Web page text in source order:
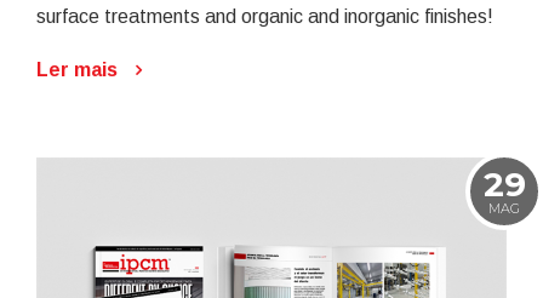
surface treatments and organic and inorganic finishes!
Ler mais
29
MAG